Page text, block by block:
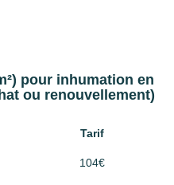
pour inhumation en
ou renouvellement)
Tarif
104€